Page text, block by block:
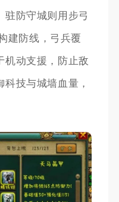
驻防守城则用步弓
建防线，弓兵覆
机动支援，防止敌
技与城墙血量，